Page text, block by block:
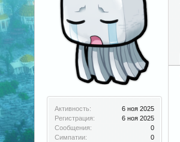
Активность:
6 ноя 2025
Регистрация:
6 ноя 2025
Сообщения:
0
Симпатии:
0